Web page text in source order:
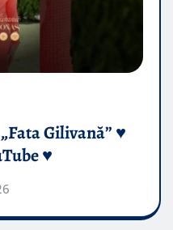
Gilivană” ♥️
♥️